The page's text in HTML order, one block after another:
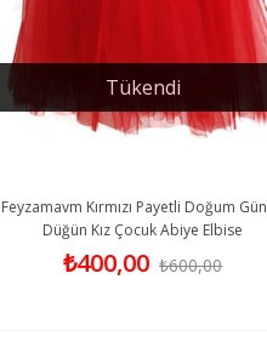
Tükendi
Feyzamavm Kırmızı Payetli Doğum
Düğün Kız Çocuk Abiye Elbise
₺400,00 ₺600,00